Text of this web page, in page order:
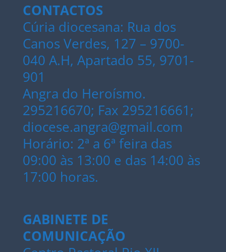
CONTACTOS
Cúria diocesana: Rua dos
Canos Verdes, 127 – 9700-
040 A.H, Apartado 55, 9701-
901
Angra do Heroísmo.
295216670; Fax 295216661;
diocese.angra@gmail.com
Horário: 2ª a 6ª feira das
09:00 às 13:00 e das 14:00 às
17:00 horas.
GABINETE DE
COMUNICAÇÃO